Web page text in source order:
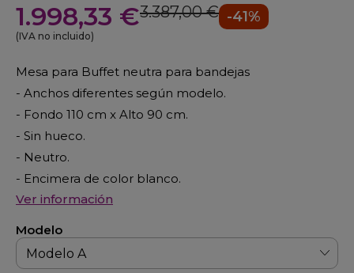
1.998,33 €3.387,00 € -41%
(IVA no incluido)
Mesa para Buffet neutra para bandejas
- Anchos diferentes según modelo.
- Fondo 110 cm x Alto 90 cm.
- Sin hueco.
- Neutro.
- Encimera de color blanco.
Ver información
Modelo